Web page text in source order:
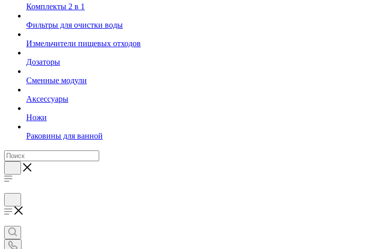
Комплекты 2 в 1
Фильтры для очистки воды
Измельчители пищевых отходов
Дозаторы
Cменные модули
Аксессуары
Ножи
Раковины для ванной